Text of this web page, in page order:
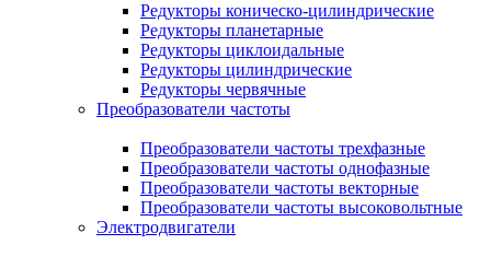
Редукторы коническо-цилиндрические
Редукторы планетарные
Редукторы циклоидальные
Редукторы цилиндрические
Редукторы червячные
Преобразователи частоты
Преобразователи частоты трехфазные
Преобразователи частоты однофазные
Преобразователи частоты векторные
Преобразователи частоты высоковольтные
Электродвигатели